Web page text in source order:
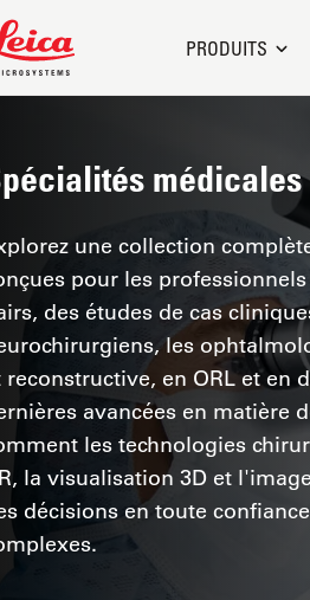
Microsystems Logo
PRODUITS
médicales
une collection
pour les
des études de cas
les
reconstructive, en ORL et en
avancées en matière
les technologies
la visualisation 3D et
décisions en toute